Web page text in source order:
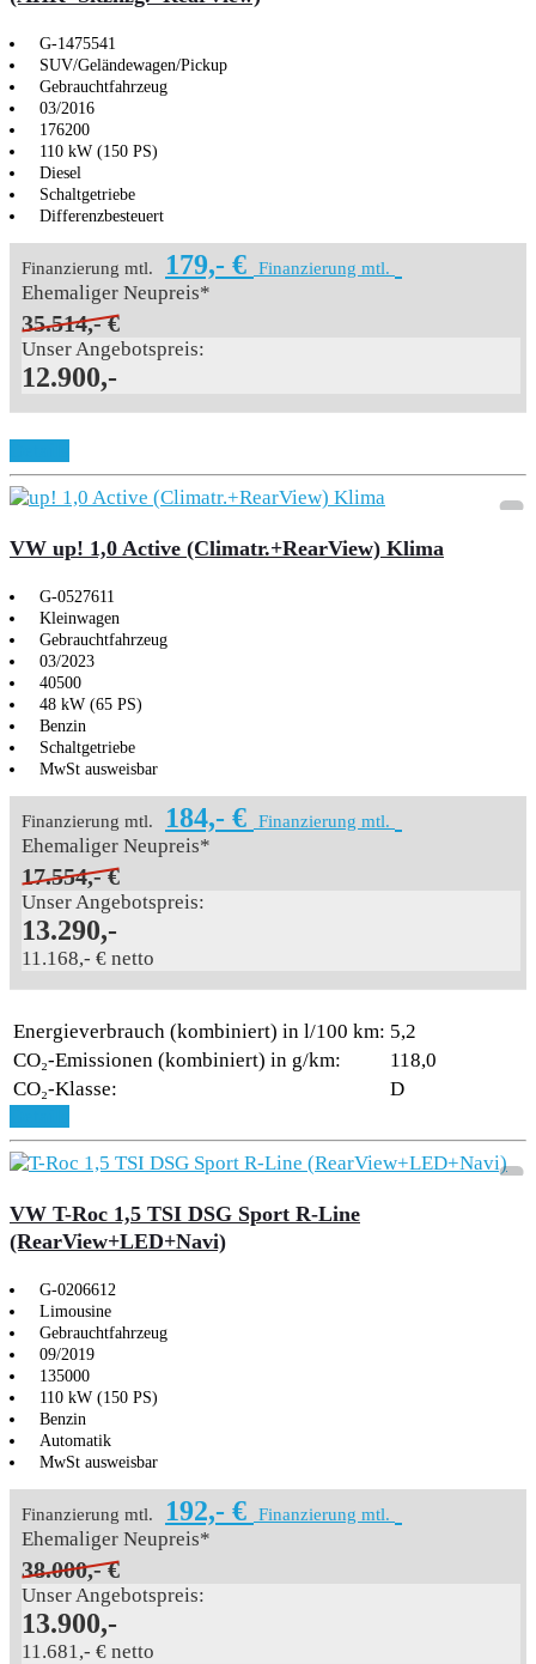
G-1475541
SUV/Geländewagen/Pickup
Gebrauchtfahrzeug
03/2016
176200
110 kW (150 PS)
Diesel
Schaltgetriebe
Differenzbesteuert
Finanzierung mtl. 179,- € Finanzierung mtl.
Ehemaliger Neupreis*
35.514,- €
Unser Angebotspreis:
12.900,-
VW up! 1,0 Active (Climatr.+RearView) Klima
G-0527611
Kleinwagen
Gebrauchtfahrzeug
03/2023
40500
48 kW (65 PS)
Benzin
Schaltgetriebe
MwSt ausweisbar
Finanzierung mtl. 184,- € Finanzierung mtl.
Ehemaliger Neupreis*
17.554,- €
Unser Angebotspreis:
13.290,-
11.168,- € netto
Energieverbrauch (kombiniert) in l/100 km: 5,2
CO₂-Emissionen (kombiniert) in g/km:
118,0
CO₂-Klasse:
D
VW T-Roc 1,5 TSI DSG Sport R-Line
(RearView+LED+Navi)
G-0206612
Limousine
Gebrauchtfahrzeug
09/2019
135000
110 kW (150 PS)
Benzin
Automatik
MwSt ausweisbar
Finanzierung mtl. 192,- € Finanzierung mtl.
Ehemaliger Neupreis*
38.000,- €
Unser Angebotspreis:
13.900,-
11.681,- € netto